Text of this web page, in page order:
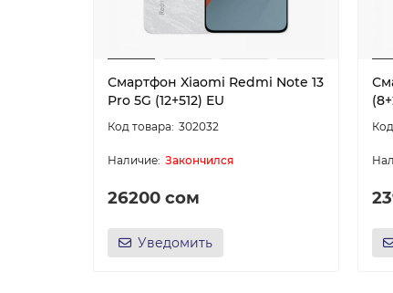
Смартфон Xiaomi Redmi Note 13
Pro 5G (12+512) EU
302032
Закончился
26200 сом
Уведомить